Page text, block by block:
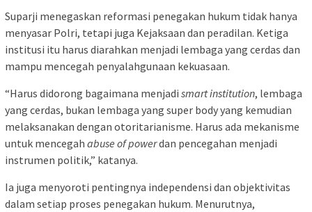
Suparji menegaskan reformasi penegakan hukum tidak hanya
menyasar Polri, tetapi juga Kejaksaan dan peradilan. Ketiga
institusi itu harus diarahkan menjadi lembaga yang cerdas dan
mampu mencegah penyalahgunaan kekuasaan.
“Harus didorong bagaimana menjadi smart institution, lembaga
yang cerdas, bukan lembaga yang super body yang kemudian
melaksanakan dengan otoritarianisme. Harus ada mekanisme
untuk mencegah abuse of powerdan pencegahan menjadi
instrumen politik,” katanya.
Ia juga menyoroti pentingnya independensi dan objektivitas
dalam setiap proses penegakan hukum. Menurutnya,